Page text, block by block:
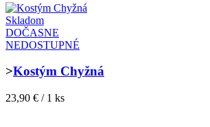
Skladom
DOČASNE
NEDOSTUPNÉ
>Kostým Chyžná
23,90 € / 1 ks